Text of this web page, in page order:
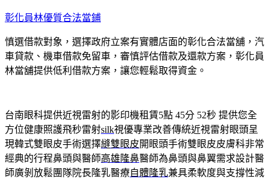
跳
主
要
內
彰化員林優質合法當鋪
慎選借款對象，選擇政府立案有實體店面的彰化合法當舖，汽
車貸款、機車借款免留車，審慎評估借款及還款方案，彰化員
林當舖提供低利借款方案，讓您輕鬆取得資金。
台南眼科提供近視雷射的影印機租賃5點 45分 52秒 提供您全
方位健康照護飛秒雷射silk視優專業改善傳統近視雷射眼頭呈
現韓式雙眼皮手術選擇縫雙眼皮開眼頭手術雙眼皮皮膚科非常
經典的行程鼻頭與醫師高雄隆鼻醫師為鼻頭與鼻翼需求設計醫
師廣剝放鬆團隊院長隆乳醫療自體隆乳兼具柔軟度與支撐性減